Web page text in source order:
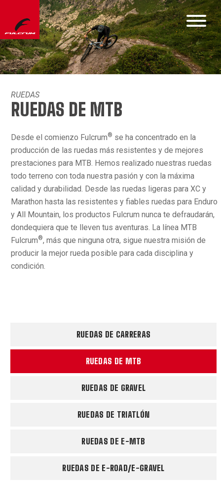
RUEDAS
RUEDAS DE MTB
Desde el comienzo Fulcrum® se ha concentrado en la
producción de las ruedas más resistentes y de mejores
prestaciones para MTB. Hemos realizado nuestras ruedas
todo terreno con toda nuestra pasión y con la máxima
calidad y durabilidad. Desde las ruedas ligeras para XC y
Marathon hasta las resistentes y fiables ruedas para Enduro
y All Mountain, los productos Fulcrum nunca te defraudarán,
dondequiera que te lleven tus aventuras. La línea MTB
Fulcrum®, más que ninguna otra, sigue nuestra misión de
producir la mejor rueda posible para cada disciplina y
condición.
RUEDAS DE CARRERAS
RUEDAS DE MTB
RUEDAS DE GRAVEL
RUEDAS DE TRIATLÓN
RUEDAS DE E-MTB
RUEDAS DE E-ROAD/E-GRAVEL